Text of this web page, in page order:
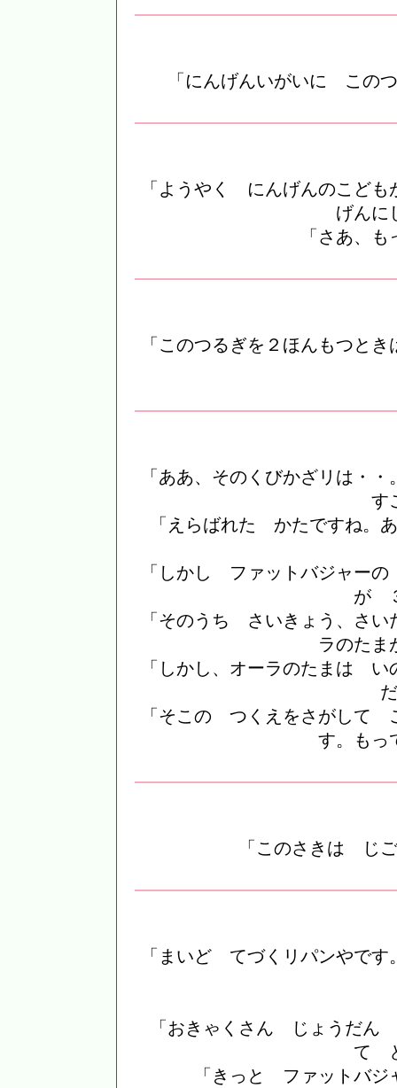
「にんげんいがいに こ
「ようやく にんげんのこど
げん
「さあ、
「このつるぎを２ほんもつと
「ああ、そのくびかざリは・
す
「えらばれた かたですね
「しかし ファットバジャー
が
「そのうち さいきょう、さ
ラのた
「しかし、オーラのたまは
「そこの つくえをさがして
す。もっ
「このさきは じ
「まいど てづくリパンやで
「おきゃくさん じょうだ
て
「きっと ファットバ